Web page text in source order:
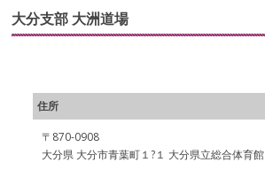
大分支部 大洲道場
住所
〒870-0908
大分県 大分市青葉町１?１ 大分県立総合体育館